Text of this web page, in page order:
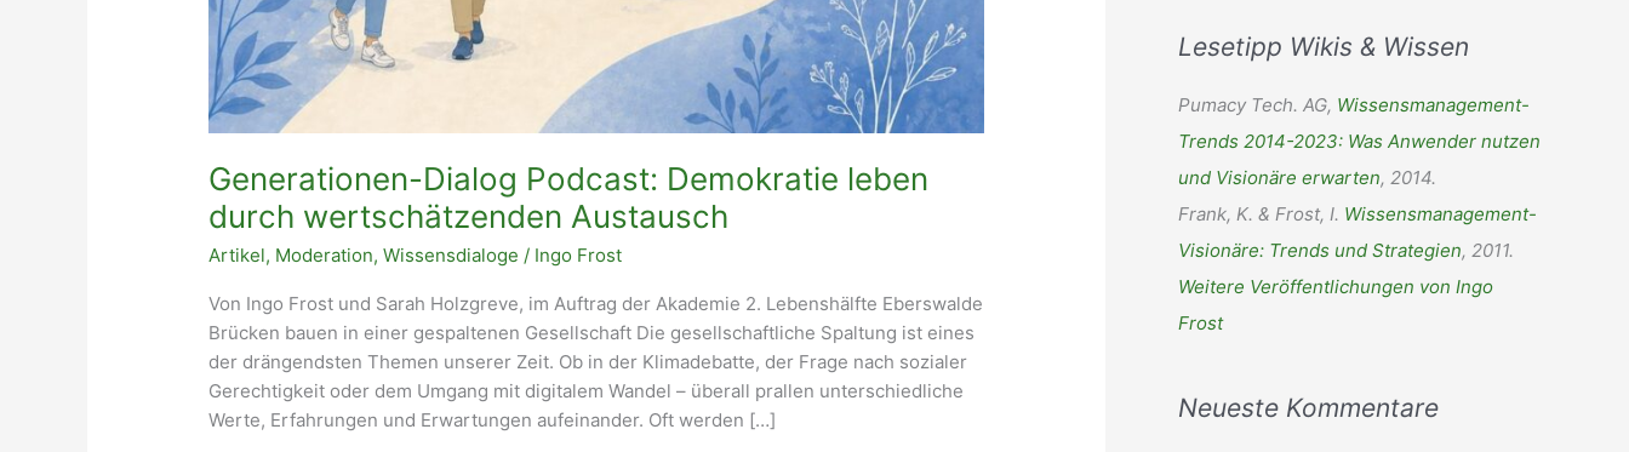
Generationen-Dialog Podcast: Demokratie leben
durch wertschätzenden Austausch
Artikel, Moderation,Wissensdialoge / Ingo Frost
Von Ingo Frost und Sarah Holzgreve, im Auftrag der Akademie 2. Lebenshälfte Eberswalde
Brücken bauen in einer gespaltenen Gesellschaft Die gesellschaftliche Spaltung ist eines
der drängendsten Themen unserer Zeit. Ob in der Klimadebatte, der Frage nach sozialer
Gerechtigkeit oder dem Umgang mit digitalem Wandel – überall prallen unterschiedliche
Werte, Erfahrungen und Erwartungen aufeinander. Oft werden […]
Lesetipp Wikis & Wissen
Pumacy Tech. AG, Wissensmanagement-
Trends 2014-2023: Was Anwender nutzen
und Visionäre erwarten, 2014.
Frank, K. & Frost, I. Wissensmanagement-
Visionäre: Trends und Strategien, 2011.
Weitere Veröffentlichungen von Ingo
Frost
Neueste Kommentare